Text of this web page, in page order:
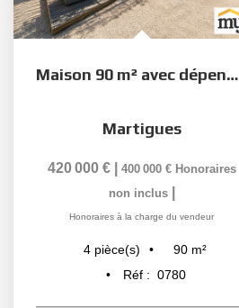
Maison 90 m² avec dépendance de 75 m² ? Martigues
Martigues
420 000 € 400 000 € Honoraires
non inclus
Honoraires à la charge du vendeur
4 pièce(s) 90 m²
Réf : 0780